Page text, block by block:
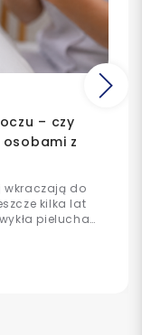
– czy
z
wkraczają do
kilka lat
pielucha
Dziś
wdrażane w